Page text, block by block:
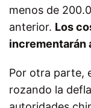
menos de
anterior. Los
incrementarán
Por otra parte,
rozando la